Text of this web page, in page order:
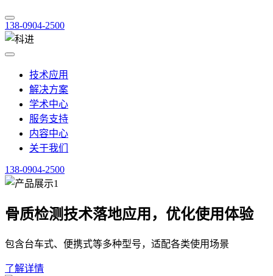
138-0904-2500
技术应用
解决方案
学术中心
服务支持
内容中心
关于我们
138-0904-2500
骨质检测技术落地应用，优化使用体验
包含台车式、便携式等多种型号，适配各类使用场景
了解详情